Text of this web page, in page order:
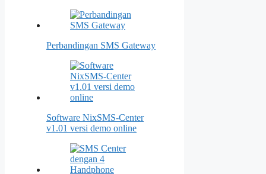
Perbandingan SMS Gateway
Software NixSMS-Center
v1.01 versi demo online